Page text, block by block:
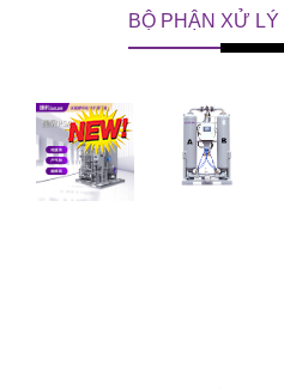
BỘ PHẬN XỬ